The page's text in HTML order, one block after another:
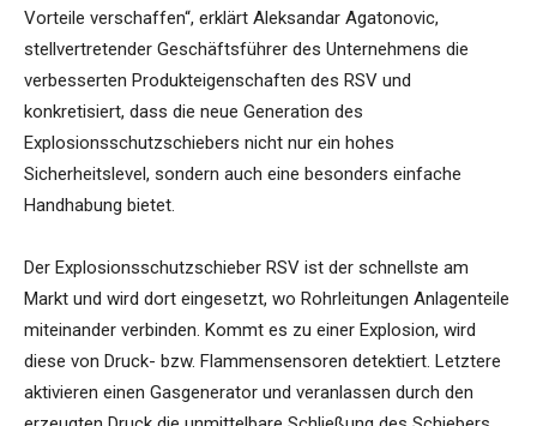
Vorteile verschaffen“, erklärt Aleksandar Agatonovic,
stellvertretender Geschäftsführer des Unternehmens die
verbesserten Produkteigenschaften des RSV und
konkretisiert, dass die neue Generation des
Explosionsschutzschiebers nicht nur ein hohes
Sicherheitslevel, sondern auch eine besonders einfache
Handhabung bietet.
Der Explosionsschutzschieber RSV ist der schnellste am
Markt und wird dort eingesetzt, wo Rohrleitungen Anlagenteile
miteinander verbinden. Kommt es zu einer Explosion, wird
diese von Druck- bzw. Flammensensoren detektiert. Letztere
aktivieren einen Gasgenerator und veranlassen durch den